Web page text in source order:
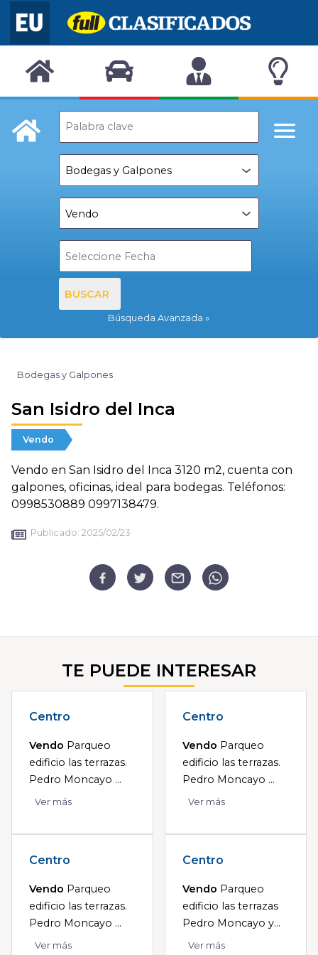
BUSCAR
Búsqueda Avanzada
Bodegas y Galpones
San Isidro del Inca
Vendo
Vendo en San Isidro del Inca 3120 m2, cuenta con
galpones, oficinas, ideal para bodegas. Teléfonos:
0998530889 0997138479.
Publicado: 2025/02/23
TE PUEDE INTERESAR
Centro
Vendo Parqueo
edificio las terrazas.
Pedro Moncayo ...
Ver más
Centro
Vendo Parqueo
edificio las terrazas.
Pedro Moncayo ...
Ver más
Centro
Vendo Parqueo
edificio las terrazas.
Pedro Moncayo ...
Ver más
Centro
Vendo Parqueo
edificio las terrazas
Pedro Moncayo y...
Ver más